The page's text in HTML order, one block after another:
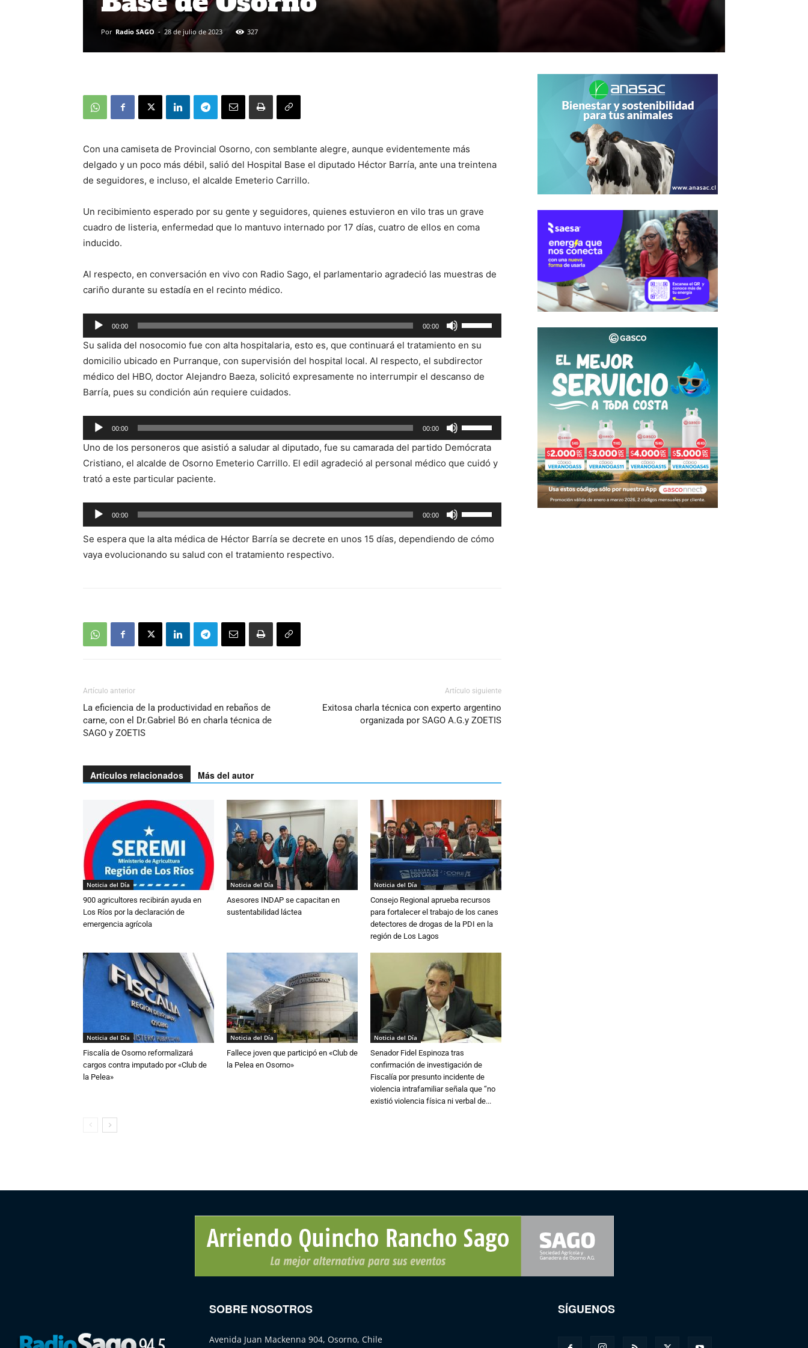
Por Radio SAGO - 28 de julio de 2023 327
Con una camiseta de Provincial Osorno, con semblante alegre, aunque evidentemente más
delgado y un poco más débil, salió del Hospital Base el diputado Héctor Barría, ante una treintena
de seguidores, e incluso, el alcalde Emeterio Carrillo.
Un recibimiento esperado por su gente y seguidores, quienes estuvieron en vilo tras un grave
cuadro de listeria, enfermedad que lo mantuvo internado por 17 días, cuatro de ellos en coma
inducido.
Al respecto, en conversación en vivo con Radio Sago, el parlamentario agradeció las muestras de
cariño durante su estadía en el recinto médico.
Reproductor
de
audio
00:00 00:00
las
teclas
de
flecha
para
aumentar
o
disminuir
Su salida del nosocomio fue con alta hospitalaria, esto es, que continuará el tratamiento en su
domicilio ubicado en Purranque, con supervisión del hospital local. Al respecto, el subdirector
médico del HBO, doctor Alejandro Baeza, solicitó expresamente no interrumpir el descanso de
Barría, pues su condición aún requiere cuidados.
Reproductor
de
audio
00:00 00:00
las
teclas
de
arriba/abajo
para
Uno de los personeros que asistió a saludar al diputado, fue su camarada del partido Demócrata
Cristiano, el alcalde de Osorno Emeterio Carrillo. El edil agradeció al personal médico que cuidó y
trató a este particular paciente.
Reproductor
de
audio
00:00 00:00
las
teclas
Se espera que la alta médica de Héctor Barría se decrete en unos 15 días, dependiendo de cómo
vaya evolucionando su salud con el tratamiento respectivo.
Artículo anterior
La eficiencia de la productividad en rebaños de
carne, con el Dr.Gabriel Bó en charla técnica de
SAGO y ZOETIS
Artículo siguiente
Exitosa charla técnica con experto argentino
organizada por SAGO A.G.y ZOETIS
Artículos relacionados Más del autor
Noticia del Día
900 agricultores recibirán ayuda en
Los Ríos por la declaración de
emergencia agrícola
Noticia del Día
Asesores INDAP se capacitan en
sustentabilidad láctea
Noticia del Día
Consejo Regional aprueba recursos
para fortalecer el trabajo de los canes
detectores de drogas de la PDI en la
región de Los Lagos
Noticia del Día
Fiscalía de Osorno reformalizará
cargos contra imputado por «Club de
la Pelea»
Noticia del Día
Fallece joven que participó en «Club de
la Pelea en Osorno»
Noticia del Día
Senador Fidel Espinoza tras
confirmación de investigación de
Fiscalía por presunto incidente de
violencia intrafamiliar señala que “no
existió violencia física ni verbal de...
SOBRE NOSOTROS
Avenida Juan Mackenna 904, Osorno, Chile
SÍGUENOS